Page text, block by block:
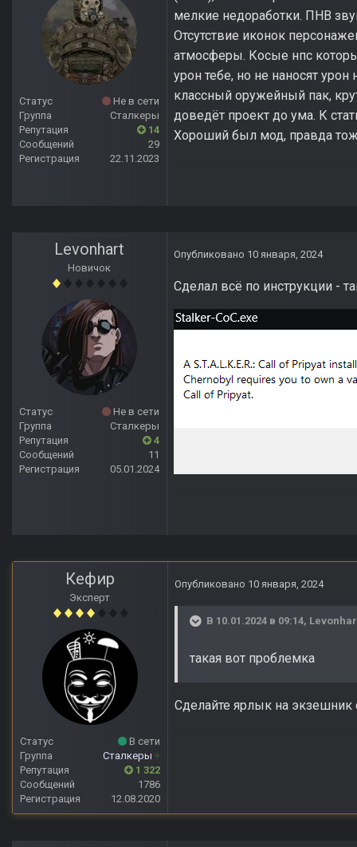
Статус
Не в сети
Группа
Сталкеры
Репутация
14
Сообщений
29
Регистрация
22.11.2023
мелкие недоработки. ПНВ
Отсутствие иконок
атмосферы. Косые нпс
урон тебе, но не наносят
классный оружейный пак,
доведёт проект до ума. К
Хороший был мод, правда
Levonhart
Новичок
Статус
Не в сети
Группа
Сталкеры
Репутация
4
Сообщений
11
Регистрация
05.01.2024
Опубликовано 10 января, 2024
Сделал всё по инструкции -
Кефир
Эксперт
Статус
В сети
Группа
Сталкеры +
Репутация
1 322
Сообщений
1786
Регистрация
12.08.2020
Опубликовано 10 января, 2024
В 10.01.2024 в 09:14,
такая вот проблемка
Сделайте ярлык на экзешник